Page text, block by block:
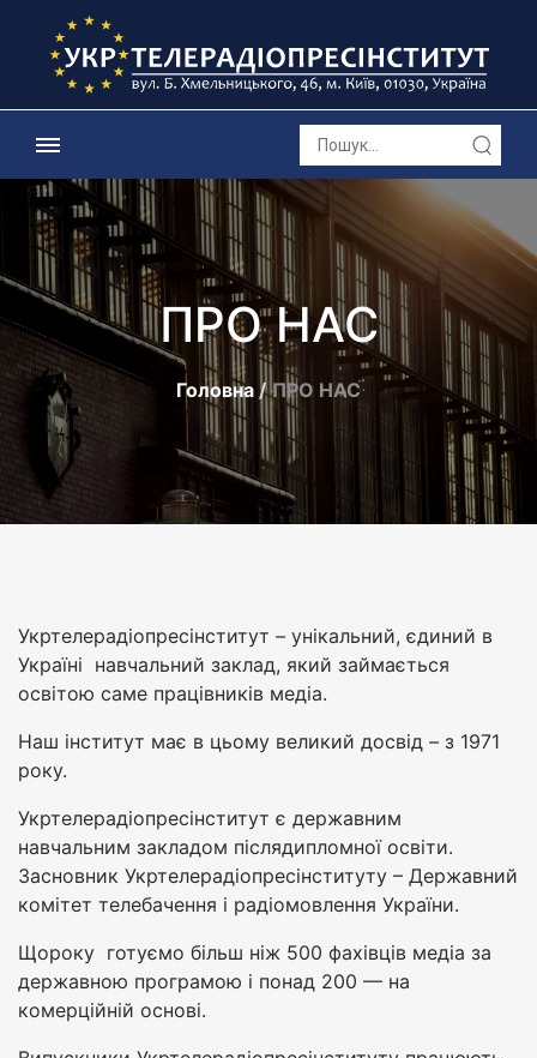
ПРО НАС
Головна ПРО НАС
Укртелерадіопресінститут – унікальний, єдиний в
Україні навчальний заклад, який займається
освітою саме працівників медіа.
Наш інститут має в цьому великий досвід – з 1971
року.
Укртелерадіопресінститут є державним
навчальним закладом післядипломної освіти.
Засновник Укртелерадіопресінституту – Державний
комітет телебачення і радіомовлення України.
Щороку готуємо більш ніж 500 фахівців медіа за
державною програмою і понад 200 — на
комерційній основі.